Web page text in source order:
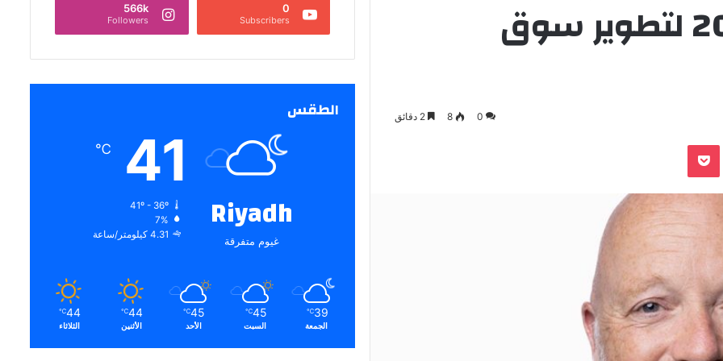
الاستراتيجية لعام 2026 لتطوير سوق
0
8
‫Pocket
0
Subscribers
566k
Followers
الطقس
Riyadh
غيوم متفرقة
41
℃
41º - 36º
7%
4.31 كيلومتر/ساعة
39
℃
الجمعة
45
℃
السبت
45
℃
الأحد
44
℃
الأثنين
44
℃
الثلاثاء